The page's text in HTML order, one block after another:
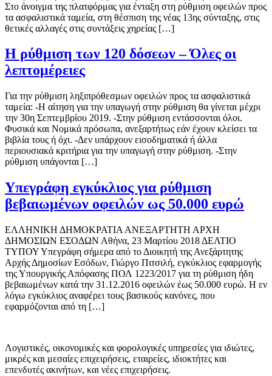
Στο άνοιγμα της πλατφόρμας για ένταξη στη ρύθμιση οφειλών προς
τα ασφαλιστικά ταμεία, στη θέσπιση της νέας 13ης σύνταξης, στις
θετικές αλλαγές στις συντάξεις χηρείας […]
Η ρύθμιση των 120 δόσεων – Όλες οι
λεπτομέρειες
Για την ρύθμιση ληξιπρόθεσμων οφειλών προς τα ασφαλιστικά
ταμεία: -Η αίτηση για την υπαγωγή στην ρύθμιση θα γίνεται μέχρι
την 30η Σεπτεμβρίου 2019. -Στην ρύθμιση εντάσσονται όλοι.
Φυσικά και Νομικά πρόσωπα, ανεξαρτήτως εάν έχουν κλείσει τα
βιβλία τους ή όχι. -Δεν υπάρχουν εισοδηματικά ή άλλα
περιουσιακά κριτήρια για την υπαγωγή στην ρύθμιση. -Στην
ρύθμιση υπάγονται […]
Υπεγράφη εγκύκλιος για ρύθμιση
βεβαιωμένων οφειλών ως 50.000 ευρώ
ΕΛΛΗΝΙΚΗ ΔΗΜΟΚΡΑΤΙΑ ΑΝΕΞΑΡΤΗΤΗ ΑΡΧΗ
ΔΗΜΟΣΙΩΝ ΕΣΟΔΩΝ Αθήνα, 23 Μαρτίου 2018 ΔΕΛΤΙΟ
ΤΥΠΟΥ Υπεγράφη σήμερα από το Διοικητή της Ανεξάρτητης
Αρχής Δημοσίων Εσόδων, Γιώργο Πιτσιλή, εγκύκλιος εφαρμογής
της Υπουργικής Απόφασης ΠΟΛ 1223/2017 για τη ρύθμιση ήδη
βεβαιωμένων κατά την 31.12.2016 οφειλών έως 50.000 ευρώ. Η εν
λόγω εγκύκλιος αναφέρει τους βασικούς κανόνες, που
εφαρμόζονται από τη […]
Λογιστικές, οικονομικές και φορολογικές υπηρεσίες για ιδιώτες,
μικρές και μεσαίες επιχειρήσεις, εταιρείες, ιδιοκτήτες και
επενδυτές ακινήτων, και νέες επιχειρήσεις.